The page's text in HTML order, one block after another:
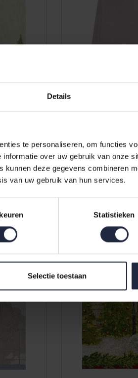
Details
te personaliseren, om functies
over uw gebruik van onze
kunnen deze gegevens combineren
van uw gebruik van hun services.
Statistieken
Selectie toestaan
Fb.
Sander Loft
13 - Rosenholz
75,00